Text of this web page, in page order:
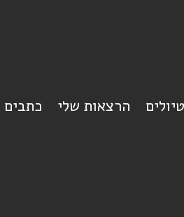
הרצאות שלי כתבים